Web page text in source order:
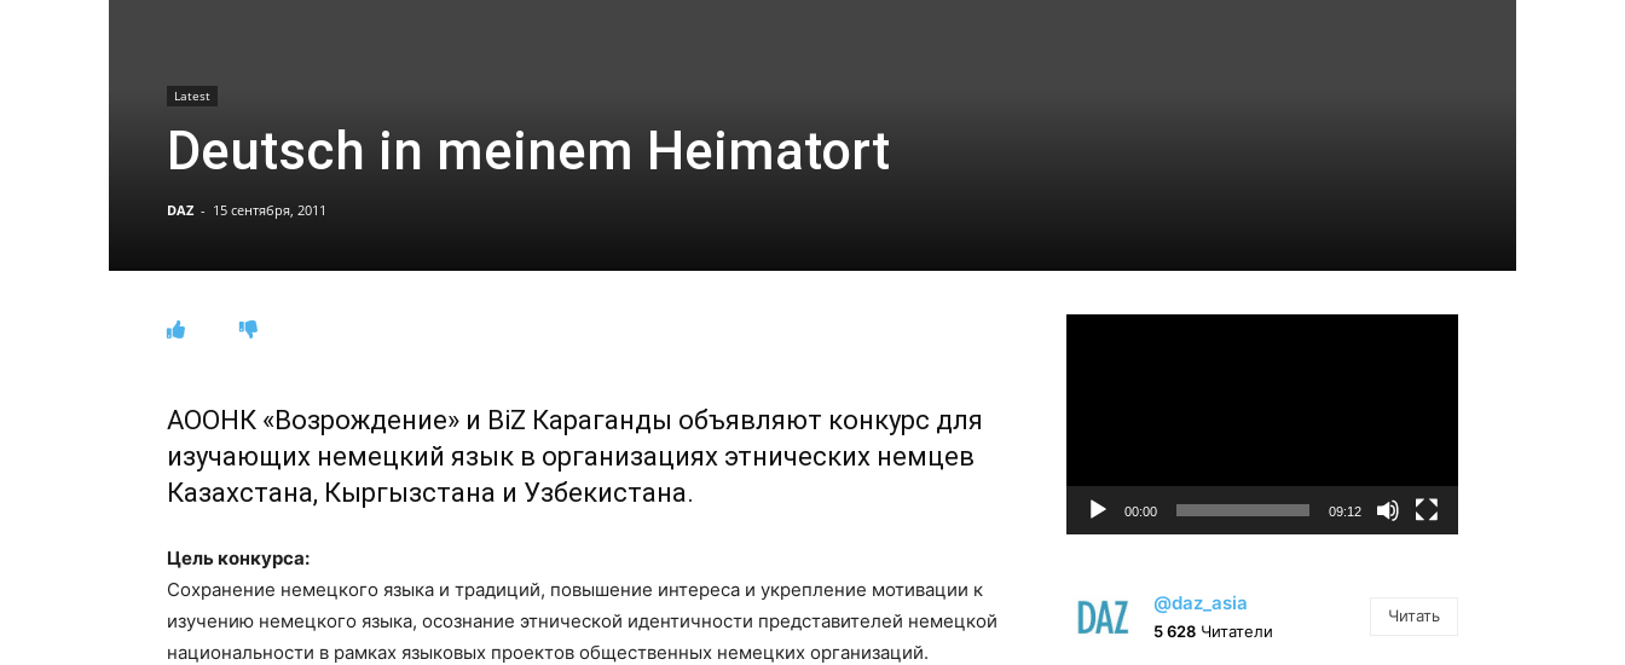
Latest
Deutsch in meinem Heimatort
DAZ - 15 сентября, 2011
АООНК «Возрождение» и BiZ Караганды объявляют конкурс для
изучающих немецкий язык в организациях этнических немцев
Казахстана, Кыргызстана и Узбекистана.
Цель конкурса:
Сохранение немецкого языка и традиций, повышение интереса и укрепление мотивации к
изучению немецкого языка, осознание этнической идентичности представителей немецкой
национальности в рамках языковых проектов общественных немецких организаций.
00:00 09:12
@daz_asia
5 628 Читатели
Читать